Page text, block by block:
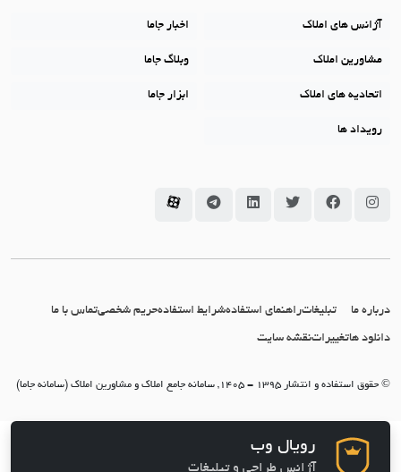
آژانس های املاک اخبار جاما
مشاورین املاک وبلاگ جاما
اتحادیه های املاک ابزار جاما
رویداد ها
سامانه جاما در اینستاگرام
سامانه جاما در فیسبوک
سامانه جاما در توئیتر
سامانه جاما در لینکداین
سامانه جاما در تلگرام
سامانه جاما در آپارات
درباره ما تبلیغاتراهنمای استفادهشرایط استفادهحریم شخصیتماس با ما
دانلود هاتغییراتنقشه سایت
© حقوق استفاده و انتشار 1395 - 1405, سامانه جامع املاک و مشاورین املاک (سامانه جاما)
رویال وب
آژانس طراحی و تبلیغات